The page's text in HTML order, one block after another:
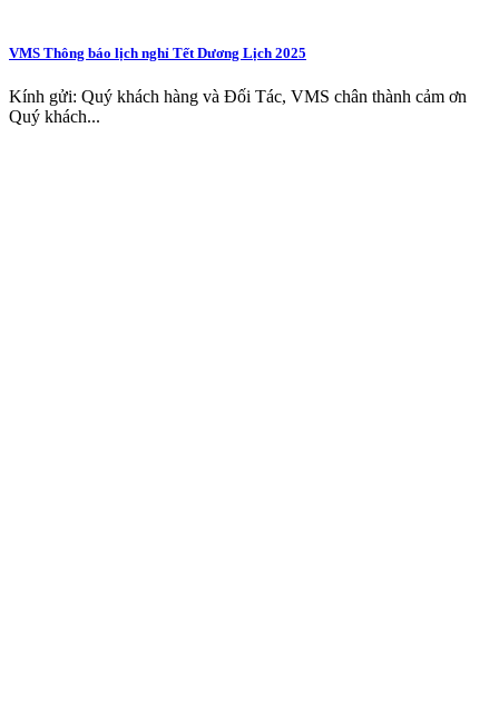
VMS Thông báo lịch nghỉ Tết Dương Lịch 2025
Kính gửi: Quý khách hàng và Đối Tác, VMS chân thành cảm ơn
Quý khách...